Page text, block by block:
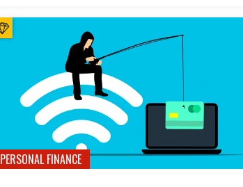
PERSONAL FINANCE